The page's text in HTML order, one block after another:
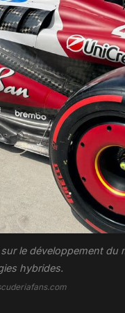
le développement
hybrides.